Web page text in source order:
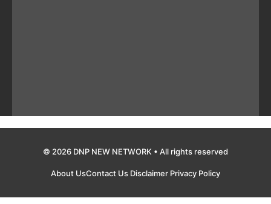
© 2026 DNP NEW NETWORK • All rights reserved
About UsContact Us Disclaimer Privacy Policy